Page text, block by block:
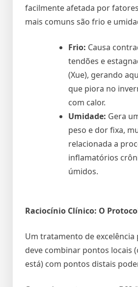
facilmente afetada por
mais comuns são frio e
Frio: Causa
tendões e
(Xue), gerando
que piora no
com calor.
Umidade: Gera
peso e dor fixa,
relacionada a
inflamatórios
úmidos.
Raciocínio Clínico: O
Um tratamento de excelência
deve combinar pontos locais
está) com pontos distais